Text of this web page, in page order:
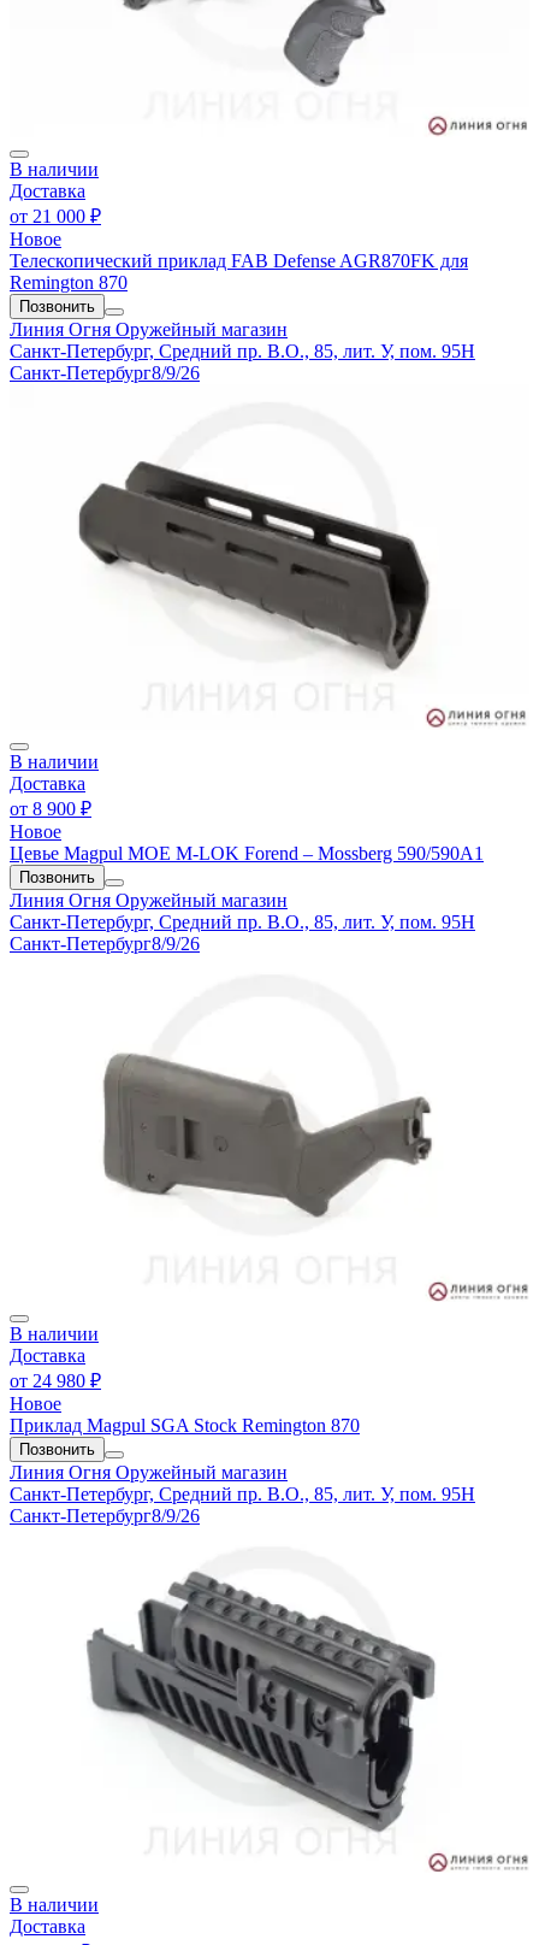
В наличии
Доставка
от 21 000 ₽
Новое
Телескопический приклад FAB Defense AGR870FK для
Remington 870
Позвонить
Линия Огня Оружейный магазин
Санкт-Петербург, Средний пр. В.О., 85, лит. У, пом. 95Н
Санкт-Петербург8/9/26
В наличии
Доставка
от 8 900 ₽
Новое
Цевье Magpul MOE M-LOK Forend – Mossberg 590/590A1
Позвонить
Линия Огня Оружейный магазин
Санкт-Петербург, Средний пр. В.О., 85, лит. У, пом. 95Н
Санкт-Петербург8/9/26
В наличии
Доставка
от 24 980 ₽
Новое
Приклад Magpul SGA Stock Remington 870
Позвонить
Линия Огня Оружейный магазин
Санкт-Петербург, Средний пр. В.О., 85, лит. У, пом. 95Н
Санкт-Петербург8/9/26
В наличии
Доставка